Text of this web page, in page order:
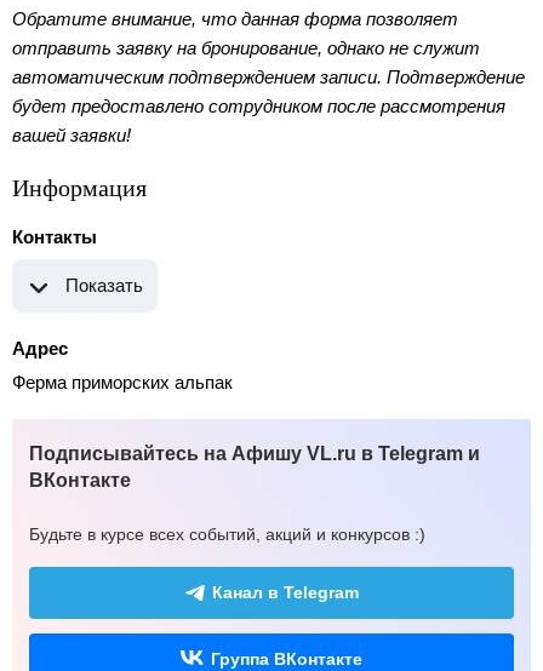
Обратите внимание, что данная форма позволяет
отправить заявку на бронирование, однако не служит
автоматическим подтверждением записи. Подтверждение
будет предоставлено сотрудником после рассмотрения
вашей заявки!
Информация
Контакты
Показать
Адрес
Ферма приморских альпак
Подписывайтесь на Афишу VL.ru в Telegram и
ВКонтакте
Будьте в курсе всех событий, акций и конкурсов :)
Канал в Telegram
Группа ВКонтакте